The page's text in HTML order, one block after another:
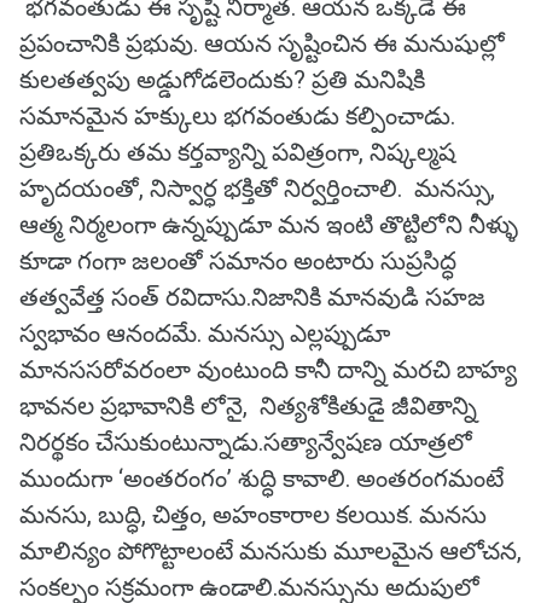
భగవంతుడు ఈ సృష్టి నిర్మాత. ఆయన ఒక్కడే ఈ
ప్రపంచానికి ప్రభువు. ఆయన సృష్టించిన ఈ మనుషుల్లో
కులతత్వపు అడ్డుగోడలెందుకు? ప్రతి మనిషికి
సమానమైన హక్కులు భగవంతుడు కల్పించాడు.
ప్రతిఒక్కరు తమ కర్తవ్యాన్ని పవిత్రంగా, నిష్కల్మష
హృదయంతో, నిస్వార్ధ భక్తితో నిర్వర్తించాలి. మనస్సు,
ఆత్మ నిర్మలంగా ఉన్నప్పుడూ మన ఇంటి తొట్టిలోని నీళ్ళు
కూడా గంగా జలంతో సమానం అంటారు సుప్రసిద్ధ
తత్వవేత్త సంత్‌ ‌రవిదాసు.నిజానికి మానవుడి సహజ
స్వభావం ఆనందమే. మనస్సు ఎల్లప్పుడూ
మానససరోవరంలా వుంటుంది కానీ దాన్ని మరచి బాహ్య
భావనల ప్రభావానికి లోనై, నిత్యశోకితుడై జీవితాన్ని
నిరర్థకం చేసుకుంటున్నాడు.సత్యాన్వేషణ యాత్రలో
ముందుగా ‘అంతరంగం’ శుద్ధి కావాలి. అంతరంగమంటే
మనసు, బుద్ధి, చిత్తం, అహంకారాల కలయిక. మనసు
మాలిన్యం పోగొట్టాలంటే మనసుకు మూలమైన ఆలోచన,
సంకల్పం సక్రమంగా ఉండాలి.మనస్సును అదుపులో